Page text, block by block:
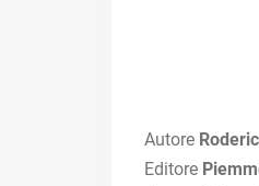
Autore
Editore